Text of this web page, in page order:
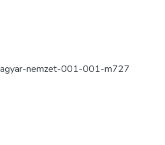
nemzet-001-001-m727